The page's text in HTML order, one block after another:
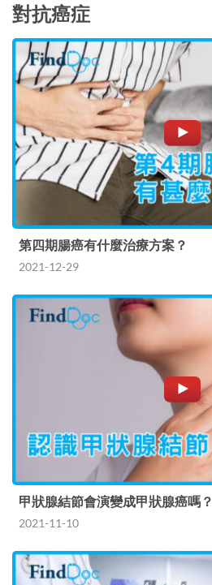
對抗癌症
第四期腸癌有什麼治療方案？
2021-12-29
甲狀腺結節會演變成甲狀腺癌嗎？
2021-11-10